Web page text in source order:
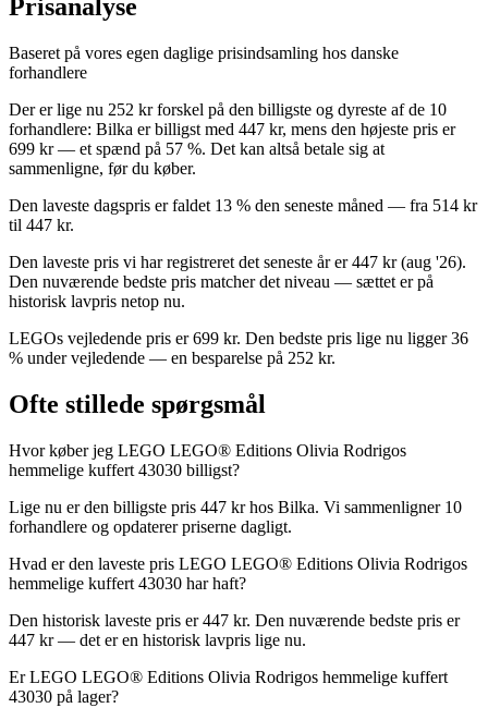
Prisanalyse
Baseret på vores egen daglige prisindsamling hos danske
forhandlere
Der er lige nu 252 kr forskel på den billigste og dyreste af de 10
forhandlere: Bilka er billigst med 447 kr, mens den højeste pris er
699 kr — et spænd på 57 %. Det kan altså betale sig at
sammenligne, før du køber.
Den laveste dagspris er faldet 13 % den seneste måned — fra 514 kr
til 447 kr.
Den laveste pris vi har registreret det seneste år er 447 kr (aug '26).
Den nuværende bedste pris matcher det niveau — sættet er på
historisk lavpris netop nu.
LEGOs vejledende pris er 699 kr. Den bedste pris lige nu ligger 36
% under vejledende — en besparelse på 252 kr.
Ofte stillede spørgsmål
Hvor køber jeg LEGO LEGO® Editions Olivia Rodrigos
hemmelige kuffert 43030 billigst?
Lige nu er den billigste pris 447 kr hos Bilka. Vi sammenligner 10
forhandlere og opdaterer priserne dagligt.
Hvad er den laveste pris LEGO LEGO® Editions Olivia Rodrigos
hemmelige kuffert 43030 har haft?
Den historisk laveste pris er 447 kr. Den nuværende bedste pris er
447 kr — det er en historisk lavpris lige nu.
Er LEGO LEGO® Editions Olivia Rodrigos hemmelige kuffert
43030 på lager?